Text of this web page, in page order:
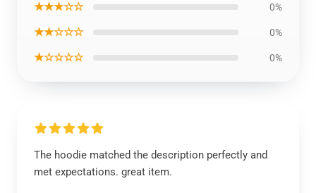
★★★☆☆ 0%
★★☆☆☆ 0%
★☆☆☆☆ 0%
The hoodie matched the description perfectly and
met expectations. great item.